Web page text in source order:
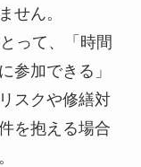
せん。
って、「時間
参加できる」
スクや修繕対
を抱える場合